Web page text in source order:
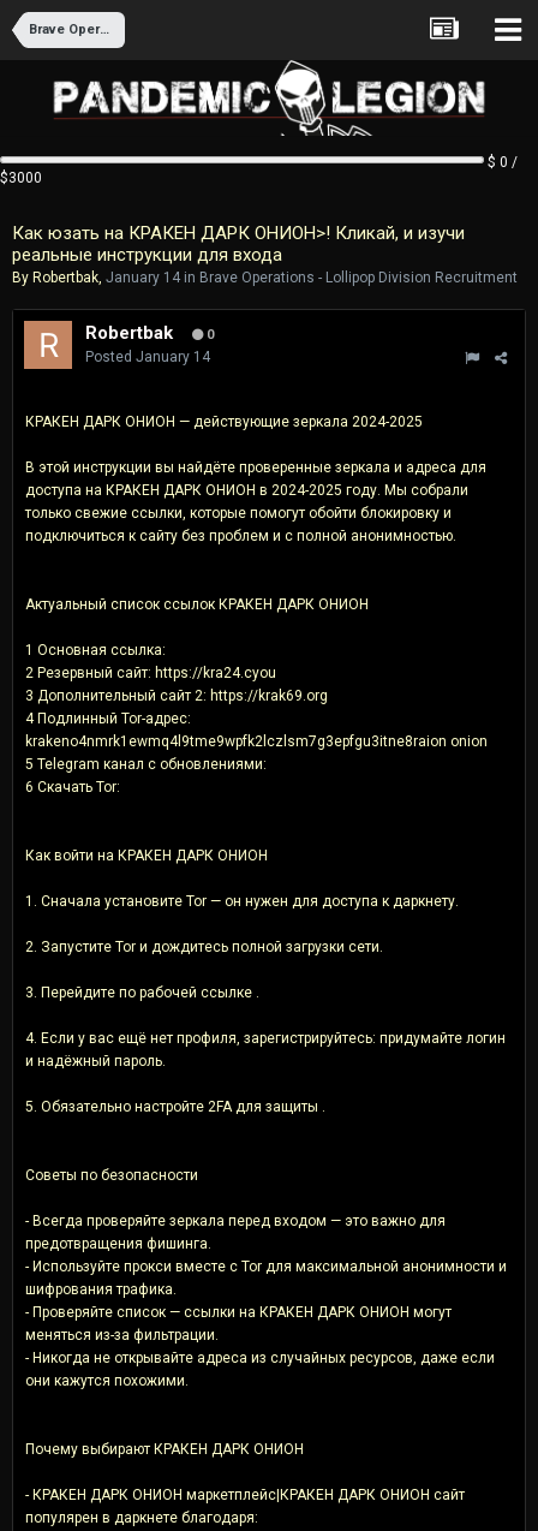
Brave Operations - Lollipop Division Recruitment
$ 0 /
$3000
Как юзать на КРАКЕН ДАРК ОНИОН>! Кликай, и изучи
реальные инструкции для входа
By Robertbak January 14 in Brave Operations - Lollipop Division Recruitment
Robertbak 0
Posted January 14
КРАКЕН ДАРК ОНИОН — действующие зеркала 2024-2025
В этой инструкции вы найдёте проверенные зеркала и адреса для
доступа на КРАКЕН ДАРК ОНИОН в 2024-2025 году. Мы собрали
только свежие ссылки, которые помогут обойти блокировку и
подключиться к сайту без проблем и с полной анонимностью.
Актуальный список ссылок КРАКЕН ДАРК ОНИОН
1 Основная ссылка:
2 Резервный сайт: https://kra24.cyou
3 Дополнительный сайт 2: https://krak69.org
4 Подлинный Tor-адрес:
krakeno4nmrk1ewmq4l9tme9wpfk2lczlsm7g3epfgu3itne8raion onion
5 Telegram канал с обновлениями:
6 Скачать Tor:
Как войти на КРАКЕН ДАРК ОНИОН
1. Сначала установите Tor — он нужен для доступа к даркнету.
2. Запустите Tor и дождитесь полной загрузки сети.
3. Перейдите по рабочей ссылке .
4. Если у вас ещё нет профиля, зарегистрируйтесь: придумайте логин
и надёжный пароль.
5. Обязательно настройте 2FA для защиты .
Советы по безопасности
- Всегда проверяйте зеркала перед входом — это важно для
предотвращения фишинга.
- Используйте прокси вместе с Tor для максимальной анонимности и
шифрования трафика.
- Проверяйте список — ссылки на КРАКЕН ДАРК ОНИОН могут
меняться из-за фильтрации.
- Никогда не открывайте адреса из случайных ресурсов, даже если
они кажутся похожими.
Почему выбирают КРАКЕН ДАРК ОНИОН
- КРАКЕН ДАРК ОНИОН маркетплейс|КРАКЕН ДАРК ОНИОН сайт
популярен в даркнете благодаря: